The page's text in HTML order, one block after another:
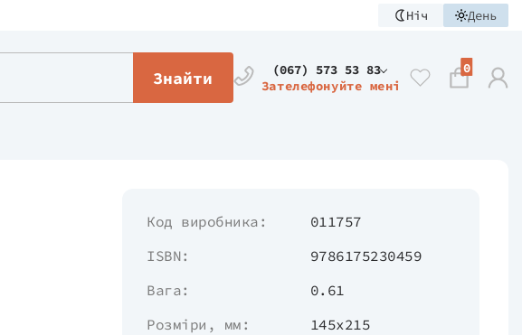
Ніч День
Знайти
(067) 573 53 83
Зателефонуйте мені
0
Код виробника:
011757
ISBN:
9786175230459
Вага:
0.61
Розміри, мм:
145х215